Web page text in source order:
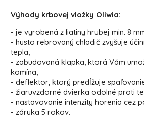
Výhody krbovej vložky Oliwia:
- je vyrobená z liatiny hrubej min. 8
- husto rebrovaný chladič zvyšuje
tepla,
- zabudovaná klapka, ktorá Vám
komína,
- deflektor, ktorý predĺžuje
- žiaruvzdorné dvierka odolné proti
- nastavovanie intenzity horenia cez
- záruka 5 rokov.